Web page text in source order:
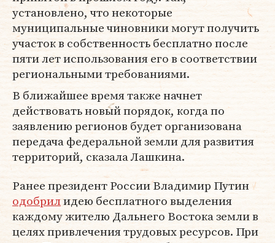
установлено, что некоторые
муниципальные чиновники могут получить
участок в собственность бесплатно после
пяти лет использования его в соответствии
региональными требованиями.
В ближайшее время также начнет
действовать новый порядок, когда по
заявлению регионов будет организована
передача федеральной земли для развития
территорий, сказала Лашкина.
Ранее президент России Владимир Путин
одобрилидею бесплатного выделения
каждому жителю Дальнего Востока земли в
целях привлечения трудовых ресурсов. При